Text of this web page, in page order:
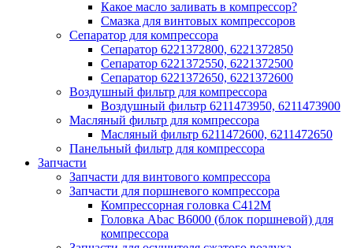
Какое масло заливать в компрессор?
Смазка для винтовых компрессоров
Сепаратор для компрессора
Сепаратор 6221372800, 6221372850
Сепаратор 6221372550, 6221372500
Сепаратор 6221372650, 6221372600
Воздушный фильтр для компрессора
Воздушный фильтр 6211473950, 6211473900
Масляный фильтр для компрессора
Масляный фильтр 6211472600, 6211472650
Панельный фильтр для компрессора
Запчасти
Запчасти для винтового компрессора
Запчасти для поршневого компрессора
Компрессорная головка С412М
Головка Abac B6000 (блок поршневой) для
компрессора